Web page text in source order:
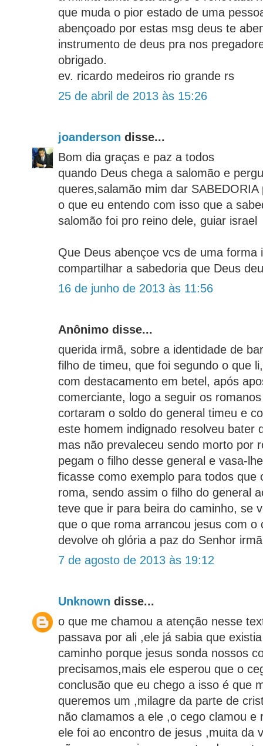
que muda o pior estado de uma
abençoado por estas msg deus te
instrumento de deus pra nos
obrigado.
ev. ricardo medeiros rio grande rs
25 de abril de 2013 às 15:26
joanderson disse...
Bom dia graças e paz a todos
quando Deus chega a salomão e
queres,salamão mim dar
o que eu entendo com isso que a
salomão foi pro reino dele, guiar israel
Que Deus abençoe vcs de uma forma
compartilhar a sabedoria que Deus
16 de junho de 2013 às 11:56
Anônimo disse...
querida irmã, sobre a identidade de
filho de timeu, que foi segundo o que
com destacamento em betel, após
comerciante, logo a seguir os
cortaram o soldo do general timeu e
este homem indignado resolveu bater
mas não prevaleceu sendo morto por
pegam o filho desse general e vasa-
ficasse como exemplo para todos que
roma, sendo assim o filho do general
teve que ir para beira do caminho, se
que o que roma arrancou jesus com o
devolve oh glória a paz do Senhor
7 de agosto de 2013 às 19:12
Unknown disse...
o que me chamou a atenção nesse
passava por ali ,ele já sabia que
caminho porque jesus sonda nossos
precisamos,mais ele esperou que o
conclusão que eu chego a isso é que
queremos um ,milagre da parte de
não clamamos a ele ,o cego clamou e
ele foi ao encontro de jesus ,muita da